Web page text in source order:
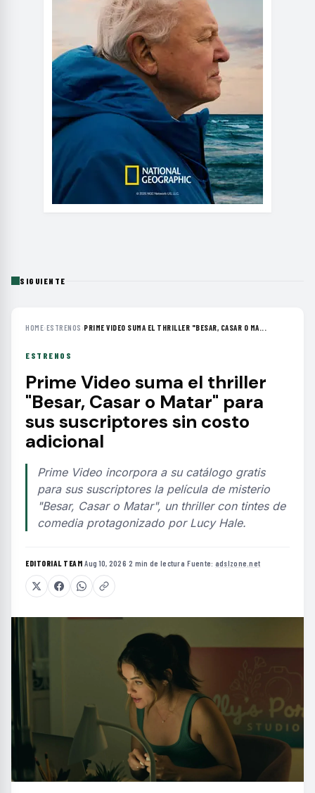
SIGUIENTE
HOME›ESTRENOS ›PRIME VIDEO SUMA EL THRILLER "BESAR, CASAR O MA...
ESTRENOS
Prime Video suma el thriller
"Besar, Casar o Matar" para
sus suscriptores sin costo
adicional
Prime Video incorpora a su catálogo gratis
para sus suscriptores la película de misterio
"Besar, Casar o Matar", un thriller con tintes de
comedia protagonizado por Lucy Hale.
EDITORIAL TEAM·Aug 10, 2026·2 min de lectura·Fuente: adslzone.net